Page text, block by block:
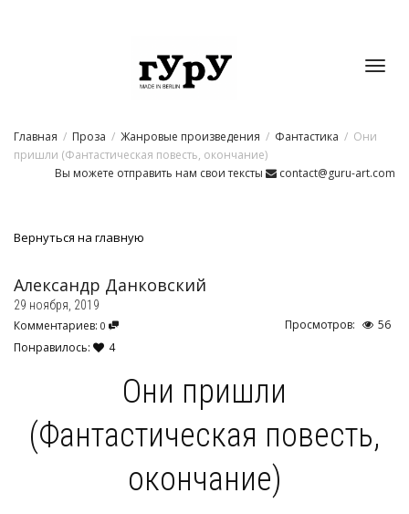
Главная Проза Жанровые произведения Фантастика
Они
пришли (Фантастическая повесть, окончание)
Вы можете отправить нам свои тексты
contact@guru-art.com
Вернуться на главную
Александр Данковский
29 ноября, 2019
Комментариев: 0 Просмотров:
56
Понравилось:
4
Они пришли
(Фантастическая повесть,
окончание)